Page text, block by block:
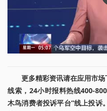
更多精彩资讯请在应用市
线索，24小时报料热线400-
木鸟消费者投诉平台”线上投诉